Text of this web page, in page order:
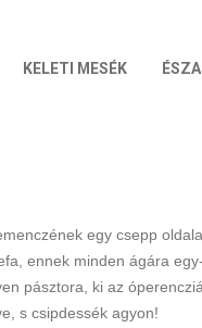
KELETI MESÉK
egy csepp
ennek minden ágára
pásztora, ki az
s csipdessék agyon!